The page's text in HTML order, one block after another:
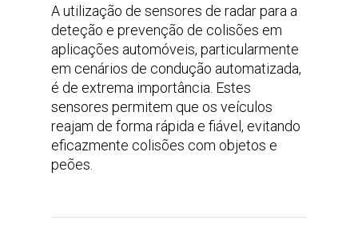
A utilização de sensores de radar para a
deteção e prevenção de colisões em
aplicações automóveis, particularmente
em cenários de condução automatizada,
é de extrema importância. Estes
sensores permitem que os veículos
reajam de forma rápida e fiável, evitando
eficazmente colisões com objetos e
peões.